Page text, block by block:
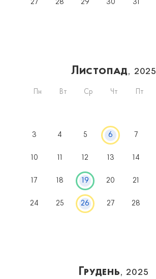
27 28 29 30 31
Листопад, 2025
Пн Вт Ср Чт Пт
3 4 5 6 7
10 11 12 13 14
17 18 19 20 21
24 25 26 27 28
Грудень, 2025